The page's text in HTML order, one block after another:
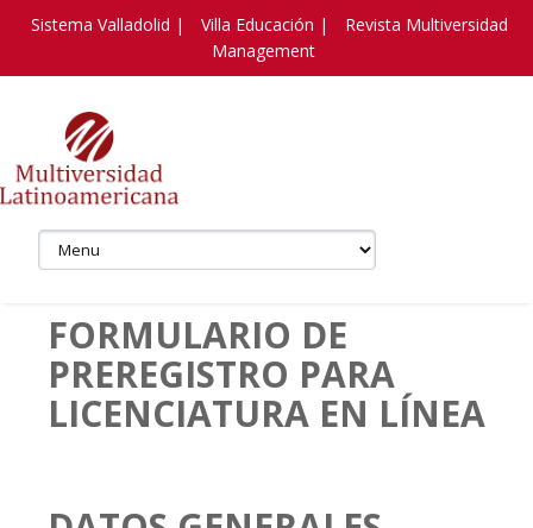
Sistema Valladolid | Villa Educación |
Revista Multiversidad
Management
FORMULARIO DE
PREREGISTRO PARA
LICENCIATURA EN LÍNEA